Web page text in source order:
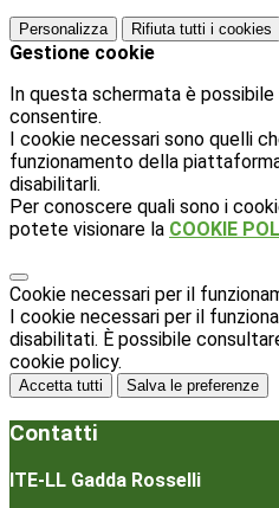
Personalizza Rifiuta tutti i cookies
Gestione cookie
In questa schermata è
consentire.
I cookie necessari sono quelli
funzionamento della
disabilitarli.
Per conoscere quali sono i
potete visionare la COOKIE
Cookie necessari per il
I cookie necessari per il
disabilitati. È possibile
cookie policy.
Accetta tutti Salva le preferenze
Contatti
ITE-LL Gadda Rosselli